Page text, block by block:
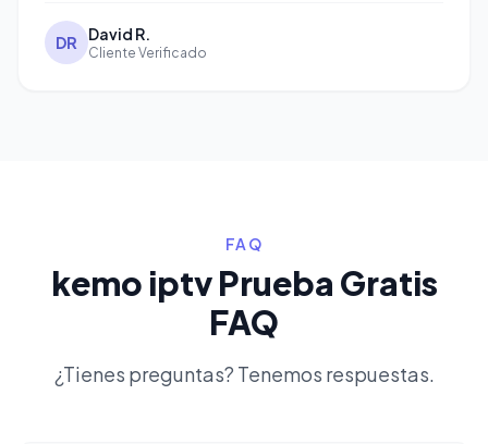
DR David R.
Cliente Verificado
FAQ
kemo iptv Prueba Gratis
FAQ
¿Tienes preguntas? Tenemos respuestas.